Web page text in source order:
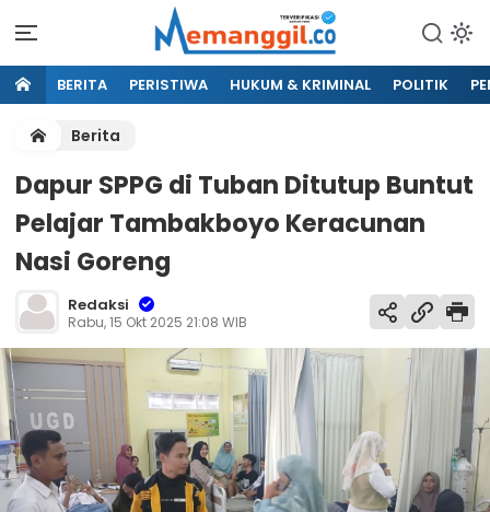
BERITA PERISTIWA HUKUM & KRIMINAL POLITIK
Berita
Dapur SPPG di Tuban Ditutup Buntut
Pelajar Tambakboyo Keracunan
Nasi Goreng
Redaksi
Rabu, 15 Okt 2025 21:08 WIB